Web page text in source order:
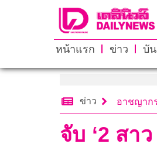
หน้าแรก ข่าว บัน
ข่าว อาชญาก
จับ ‘2 สา